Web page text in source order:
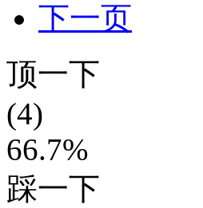
下一页
顶一下
(4)
66.7%
踩一下